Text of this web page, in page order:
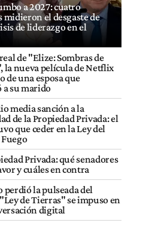
a 2027: cuatro
midieron el desgaste de
de liderazgo en el
de "Elize: Sombras de
la nueva película de Netflix
de una esposa que
a su marido
media sanción a la
de la Propiedad Privada: el
que ceder en la Ley del
Privada: qué senadores
y cuáles en contra
perdió la pulseada del
de Tierras" se impuso en
digital